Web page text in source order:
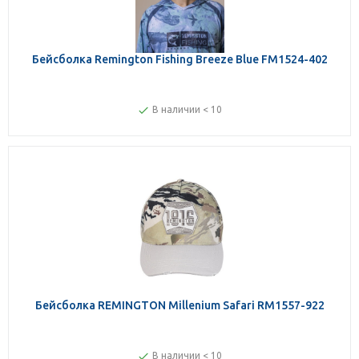
Бейсболка Remington Fishing Вreeze Вlue FM1524-402
В наличии < 10
Бейсболка REMINGTON Millenium Safari RM1557-922
В наличии < 10